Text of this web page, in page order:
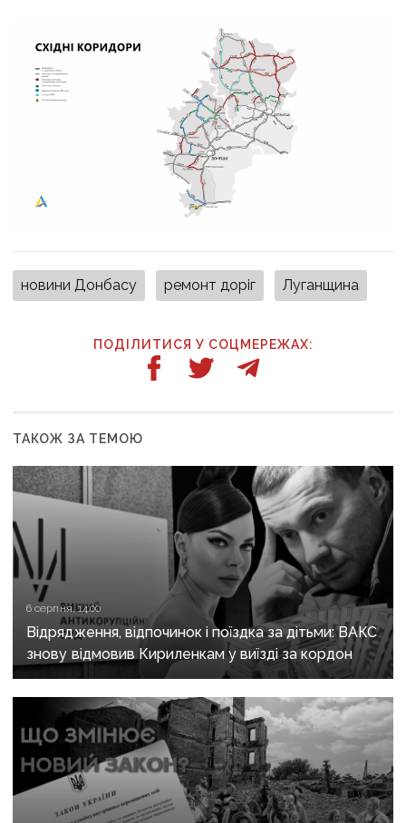
новини Донбасу ремонт доріг Луганщина
ПОДІЛИТИСЯ У СОЦМЕРЕЖАХ:
ТАКОЖ ЗА ТЕМОЮ
6 серпня, 14:00
Відрядження, відпочинок і поїздка за дітьми: ВАКС
знову відмовив Кириленкам у виїзді за кордон